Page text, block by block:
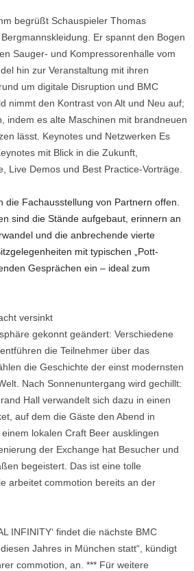
begrüßt Schauspieler Thomas
Er spannt den Bogen
Sauger- und Kompressorenhalle vom
hin zur Veranstaltung mit ihren
um digitale Disruption und BMC
nimmt den Kontrast von Alt und Neu auf;
indem es alte Maschinen mit brandneuen
lässt. Keynotes und Netzwerken Es
mit Blick in die Zukunft,
Live Demos und Best Practice-Vorträge.
die Fachausstellung von Partnern offen.
sind die Stände aufgebaut, erinnern an
und die anbrechende vierte
mit typischen „Pott-
Gesprächen ein – ideal zum
versinkt
gekonnt geändert: Verschiedene
die Teilnehmer über das
die Geschichte der einst modernsten
Nach Sonnenuntergang wird gechillt:
Hall verwandelt sich dazu in einen
auf dem die Gäste den Abend in
lokalen Craft Beer ausklingen
der Exchange hat Besucher und
begeistert. Das ist eine tolle
arbeitet commotion bereits an der
INFINITY‘ findet die nächste BMC
Jahres in München statt“, kündigt
commotion, an. *** Für weitere